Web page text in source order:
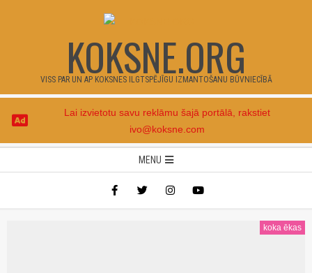
KOKSNE.ORG
VISS PAR UN AP KOKSNES ILGTSPĒJĪGU IZMANTOŠANU BŪVNIECĪBĀ
Lai izvietotu savu reklāmu šajā portālā, rakstiet
ivo@koksne.com
Navigation
MENU
koka ēkas